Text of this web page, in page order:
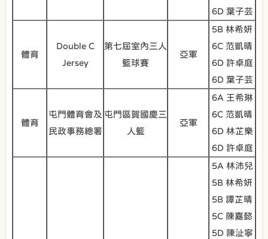
6D 葉子芸
體育
Double C
Jersey
第七屆室內三人
籃球賽
亞軍
5B 林希妍
6C 范凱晴
6D 許卓庭
6D 葉子芸
體育
屯門體育會及
民政事務總署
屯門區賀國慶三
人籃
亞軍
6A 王希琳
6C 范凱晴
6D 林芷樂
6D 許卓庭
5A 林沛兒
5B 林希妍
5B 譚芷晴
5C 陳嘉懿
5D 陳沚寧